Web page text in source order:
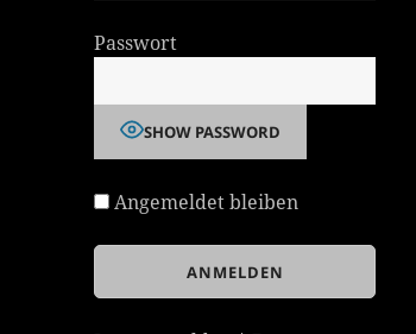
Passwort
SHOW PASSWORD
Angemeldet bleiben